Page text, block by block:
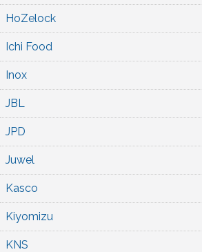
HoZelock
Ichi Food
Inox
JBL
JPD
Juwel
Kasco
Kiyomizu
KNS